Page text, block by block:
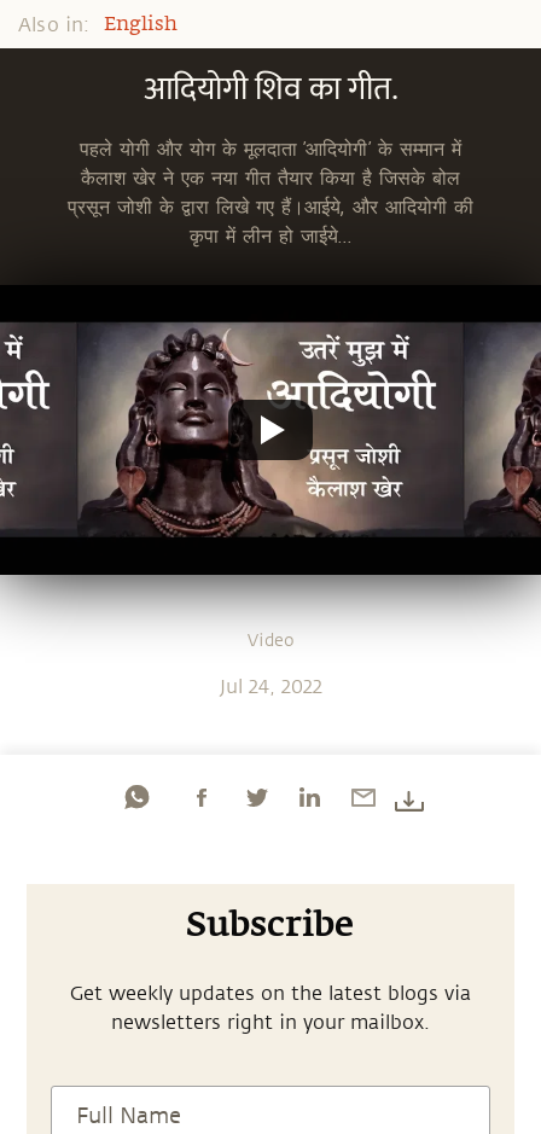
Also in: English
आदियोगी शिव का गीत.
पहले योगी और योग के मूलदाता ’आदियोगी’ के सम्मान में
कैलाश खेर ने एक नया गीत तैयार किया है जिसके बोल
प्रसून जोशी के द्वारा लिखे गए हैं।आईये, और आदियोगी की
कृपा में लीन हो जाईये...
Video
Jul 24, 2022
Subscribe
Get weekly updates on the latest blogs via
newsletters right in your mailbox.